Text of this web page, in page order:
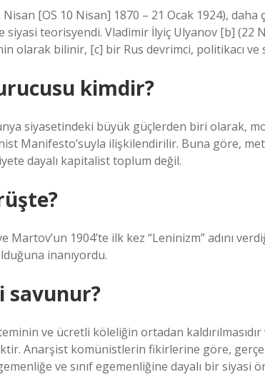
[OS 10 Nisan] 1870 – 21 Ocak 1924),
siyasi teorisyendi. Vladimir İlyiç Ulyanov [b] (22
olarak bilinir, [c] bir Rus devrimci, politikacı ve
kimdir?
siyasetindeki büyük güçlerden biri olarak,
Manifesto’suyla ilişkilendirilir. Buna göre,
dayalı kapitalist toplum değil.
Martov’un 1904’te ilk kez “Leninizm” adını
inanıyordu.
savunur?
ve ücretli köleliğin ortadan
Anarşist komünistlerin fikirlerine göre,
ve sınıf egemenliğine dayalı bir siyasi